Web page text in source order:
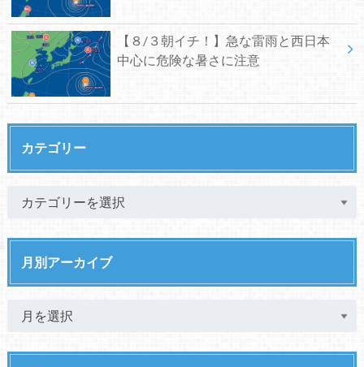
【８/３朝イチ！】急な雷雨と西日本
中心に危険な暑さに注意
カテゴリー
月別アーカイブ